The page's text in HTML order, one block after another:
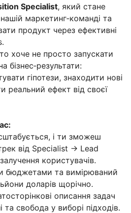
Specialist, який стане
маркетинг‑команді та
продукт через ефективні
хоче не просто запускати
бізнес‑результати:
гіпотези, знаходити нові
реальний ефект від своєї
і ти зможеш
від Specialist → Lead
користувачів.
бюджетами та вимірюваний
доларів щорічно.
описання задач
та свобода у виборі підходів.